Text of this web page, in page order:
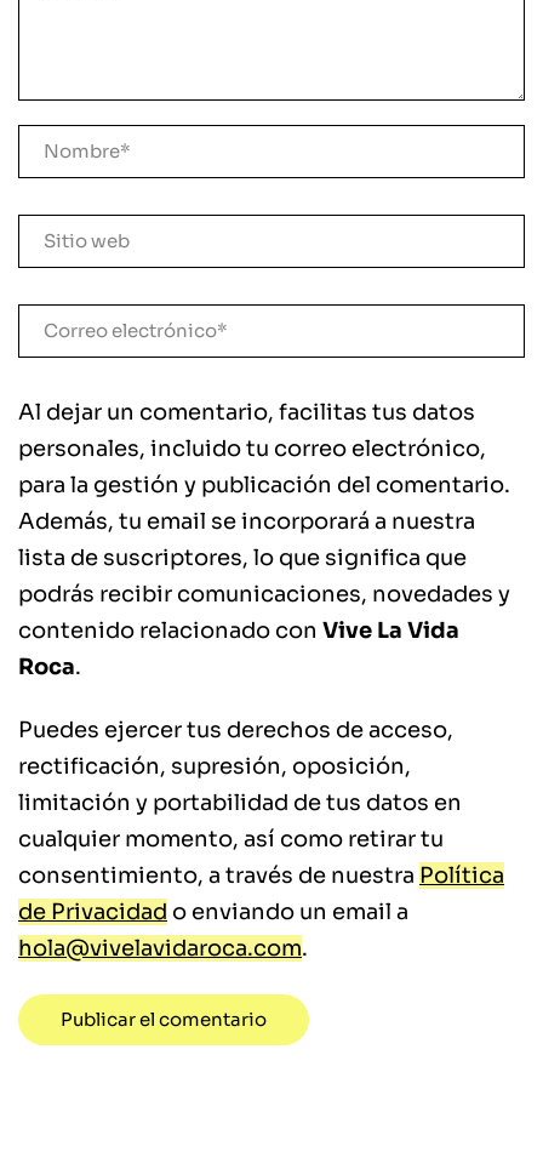
Al dejar un comentario, facilitas tus datos
personales, incluido tu correo electrónico,
para la gestión y publicación del comentario.
Además, tu email se incorporará a nuestra
lista de suscriptores, lo que significa que
podrás recibir comunicaciones, novedades y
contenido relacionado con Vive La Vida
Roca.
Puedes ejercer tus derechos de acceso,
rectificación, supresión, oposición,
limitación y portabilidad de tus datos en
cualquier momento, así como retirar tu
consentimiento, a través de nuestra Política
de Privacidad o enviando un email a
hola@vivelavidaroca.com.